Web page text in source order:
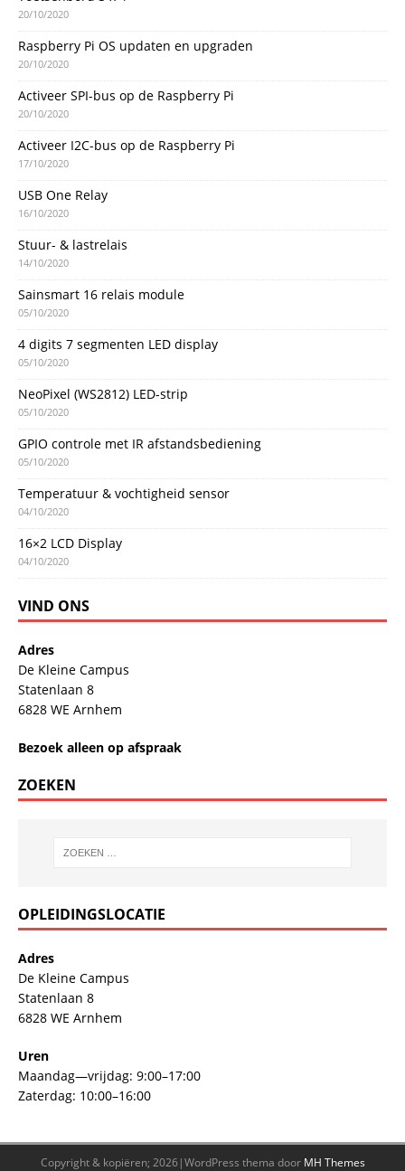
20/10/2020
Raspberry Pi OS updaten en upgraden
20/10/2020
Activeer SPI-bus op de Raspberry Pi
20/10/2020
Activeer I2C-bus op de Raspberry Pi
17/10/2020
USB One Relay
16/10/2020
Stuur- & lastrelais
14/10/2020
Sainsmart 16 relais module
05/10/2020
4 digits 7 segmenten LED display
05/10/2020
NeoPixel (WS2812) LED-strip
05/10/2020
GPIO controle met IR afstandsbediening
05/10/2020
Temperatuur & vochtigheid sensor
04/10/2020
16×2 LCD Display
04/10/2020
VIND ONS
Adres
De Kleine Campus
Statenlaan 8
6828 WE Arnhem
Bezoek alleen op afspraak
ZOEKEN
OPLEIDINGSLOCATIE
Adres
De Kleine Campus
Statenlaan 8
6828 WE Arnhem
Uren
Maandag—vrijdag: 9:00–17:00
Zaterdag: 10:00–16:00
Copyright & kopiëren; 2026|WordPress thema door MH Themes